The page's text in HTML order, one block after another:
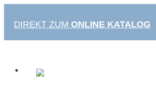
Inhalt
DIREKT ZUM ONLINE KATALOG